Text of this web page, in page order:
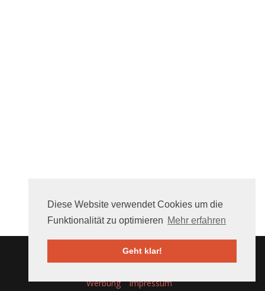
Diese Website verwendet Cookies um die
Funktionalität zu optimieren Mehr erfahren
Geht klar!
Über uns FAQ Mithelfen
Nutzungsbedingungen
Werbung
Impressum